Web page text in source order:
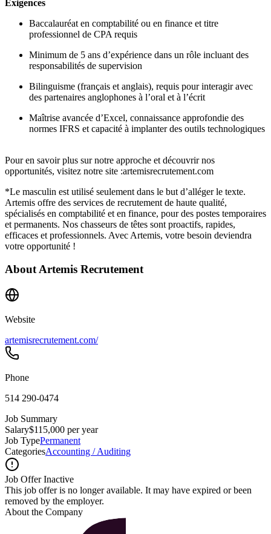
Exigences
Baccalauréat en comptabilité ou en finance et titre
professionnel de CPA requis
Minimum de 5 ans d’expérience dans un rôle incluant des
responsabilités de supervision
Bilinguisme (français et anglais), requis pour interagir avec
des partenaires anglophones à l’oral et à l’écrit
Maîtrise avancée d’Excel, connaissance approfondie des
normes IFRS et capacité à implanter des outils technologiques
Pour en savoir plus sur notre approche et découvrir nos
opportunités, visitez notre site :artemisrecrutement.com
*Le masculin est utilisé seulement dans le but d’alléger le texte.
Artemis offre des services de recrutement de haute qualité,
spécialisés en comptabilité et en finance, pour des postes temporaires
et permanents. Nos chasseurs de têtes sont proactifs, rapides,
efficaces et professionnels. Avec Artemis, votre besoin deviendra
votre opportunité !
AboutArtemis Recrutement
Website
artemisrecrutement.com/
Phone
514 290-0474
Job Summary
Salary$115,000 per year
Job TypePermanent
CategoriesAccounting / Auditing
Job Offer Inactive
This job offer is no longer available. It may have expired or been
removed by the employer.
About the Company